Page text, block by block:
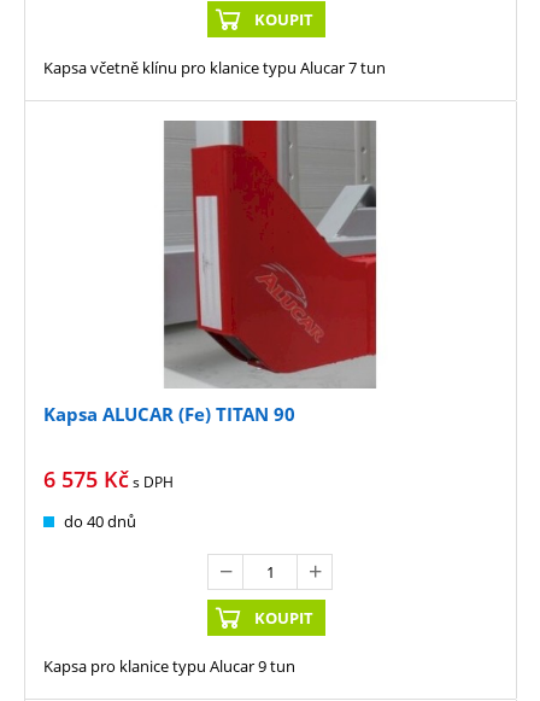
KOUPIT
Kapsa včetně klínu pro klanice typu Alucar 7 tun
Kapsa ALUCAR (Fe) TITAN 90
6 575 Kčs DPH
do 40 dnů
KOUPIT
Kapsa pro klanice typu Alucar 9 tun